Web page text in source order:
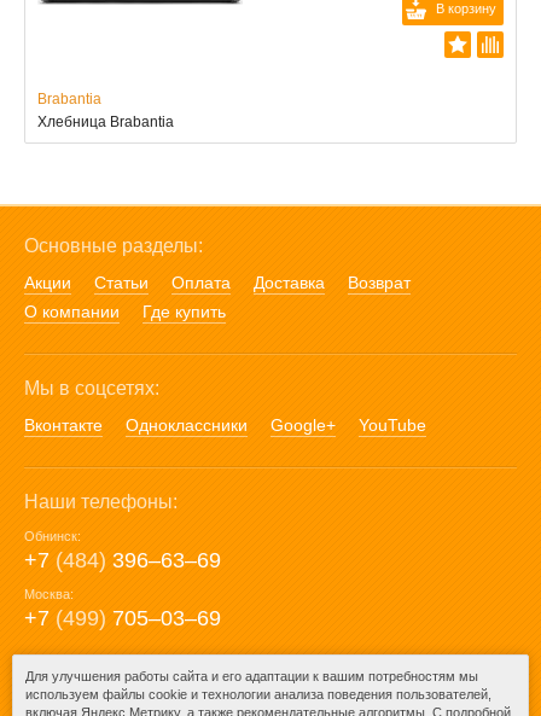
В корзину
Brabantia
Хлебница Brabantia
Основные разделы:
Акции Статьи Оплата Доставка
Возврат
О компании
Где купить
Мы в соцсетях:
Вконтакте Одноклассники Google+ YouTube
Наши телефоны:
Обнинск:
+7 (484) 396‒63‒69
Москва:
+7 (499) 705‒03‒69
E-mail:
mail@posuda40.ru
Для улучшения работы сайта и его адаптации к вашим потребностям мы
используем файлы cookie и технологии анализа поведения пользователей,
включая Яндекс Метрику, а также рекомендательные алгоритмы. С подробной